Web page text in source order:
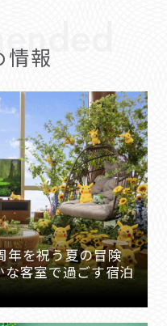
情報
年を祝う夏の冒険
客室で過ごす宿泊